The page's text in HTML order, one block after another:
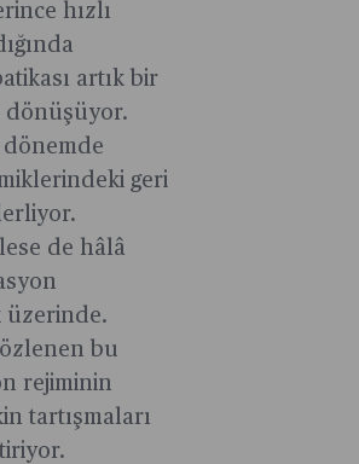
hızlı
artık bir
dönüşüyor.
dönemde
geri
de hâlâ
üzerinde.
bu
rejiminin
tartışmaları